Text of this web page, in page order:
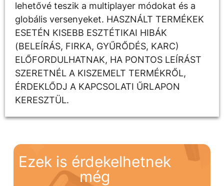
lehetővé teszik a multiplayer módokat és a
globális versenyeket. HASZNÁLT TERMÉKEK
ESETÉN KISEBB ESZTÉTIKAI HIBÁK
(BELEÍRÁS, FIRKA, GYŰRŐDÉS, KARC)
ELŐFORDULHATNAK, HA PONTOS LEÍRÁST
SZERETNÉL A KISZEMELT TERMÉKRŐL,
ÉRDEKLŐDJ A KAPCSOLATI ŰRLAPON
KERESZTÜL.
Ezek is érdekelhetnek
még